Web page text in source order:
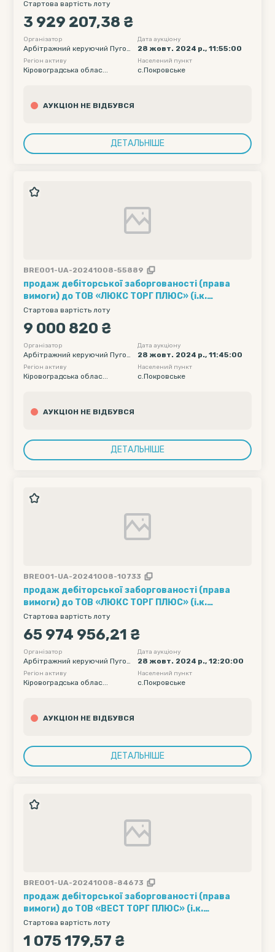
37614512) у розмірі 3929207,38 грн. в процедурі
банкрутства
Стартова вартість лоту
3 929 207,38 ₴
Організатор
Арбітражний керуючий Пугов
кіна Алла Валеріївна
Дата аукціону
28 жовт. 2024 р., 11:55:00
Регіон активу
Кіровоградська облас...
Населений пункт
с.Покровське
АУКЦІОН НЕ ВІДБУВСЯ
ДЕТАЛЬНІШЕ
BRE001-UA-20241008-55889
продаж дебіторської заборгованості (права
вимоги) до ТОВ «ЛЮКС ТОРГ ПЛЮС» (і.к.
42609622) у розмірі 9 000 820,00 грн. в
процедурі банкрутства
Стартова вартість лоту
9 000 820 ₴
Організатор
Арбітражний керуючий Пугов
кіна Алла Валеріївна
Дата аукціону
28 жовт. 2024 р., 11:45:00
Регіон активу
Кіровоградська облас...
Населений пункт
с.Покровське
АУКЦІОН НЕ ВІДБУВСЯ
ДЕТАЛЬНІШЕ
BRE001-UA-20241008-10733
продаж дебіторської заборгованості (права
вимоги) до ТОВ «ЛЮКС ТОРГ ПЛЮС» (і.к.
42609622) у розмірі 65 974 956,21 грн. (або
повернення майна, переданого за договором
комісії) в процедурі банкрутства
Стартова вартість лоту
65 974 956,21 ₴
Організатор
Арбітражний керуючий Пугов
кіна Алла Валеріївна
Дата аукціону
28 жовт. 2024 р., 12:20:00
Регіон активу
Кіровоградська облас...
Населений пункт
с.Покровське
АУКЦІОН НЕ ВІДБУВСЯ
ДЕТАЛЬНІШЕ
BRE001-UA-20241008-84673
продаж дебіторської заборгованості (права
вимоги) до ТОВ «ВЕСТ ТОРГ ПЛЮС» (і.к.
42917573) у розмірі 1075179,57 грн. в процедурі
банкрутства
Стартова вартість лоту
1 075 179,57 ₴